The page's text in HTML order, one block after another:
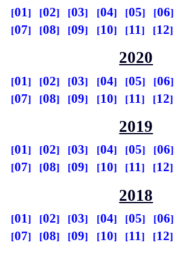
01 02 03 04 05
06
07
08 09 10 11 12
2020
01 02 03 04 05
06
07
08 09 10 11 12
2019
01 02 03 04 05
06
07
08 09 10 11 12
2018
01 02 03 04 05
06
07
08 09 10 11 12